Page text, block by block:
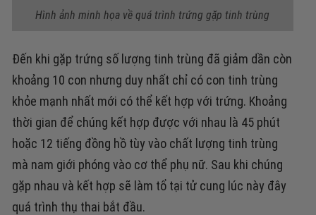
Hình ảnh minh họa về quá trình trứng gặp tinh trùng
Đến khi gặp trứng số lượng tinh trùng đã giảm dần còn
khoảng 10 con nhưng duy nhất chỉ có con tinh trùng
khỏe mạnh nhất mới có thể kết hợp với trứng. Khoảng
thời gian để chúng kết hợp được với nhau là 45 phút
hoặc 12 tiếng đồng hồ tùy vào chất lượng tinh trùng
mà nam giới phóng vào cơ thể phụ nữ. Sau khi chúng
gặp nhau và kết hợp sẽ làm tổ tại tử cung lúc này đây
quá trình thụ thai bắt đầu.